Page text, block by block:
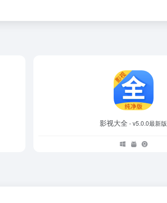
影视大全 - v5.0.0最新版